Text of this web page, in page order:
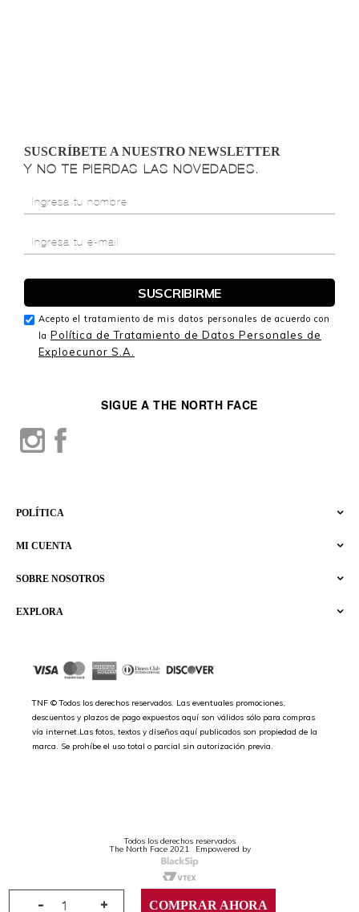
+
-
EXPLORA
SOBRE NOSOTROS
MI CUENTA
POLÍTICA
SIGUE A THE NORTH FACE
TNF © Todos los derechos reservados. Las eventuales promociones,
descuentos y plazos de pago expuestos aquí son válidos sólo para compras
vía internet.Las fotos, textos y diseños aquí publicados son propiedad de la
marca. Se prohíbe el uso total o parcial sin autorización previa.
SUSCRÍBETE A NUESTRO NEWSLETTER
Y NO TE PIERDAS LAS NOVEDADES.
Acepto el tratamiento de mis datos personales de acuerdo con
la Política de Tratamiento de Datos Personales de
Exploecunor S.A.
Todos los derechos reservados
The North Face 2021 Empowered by